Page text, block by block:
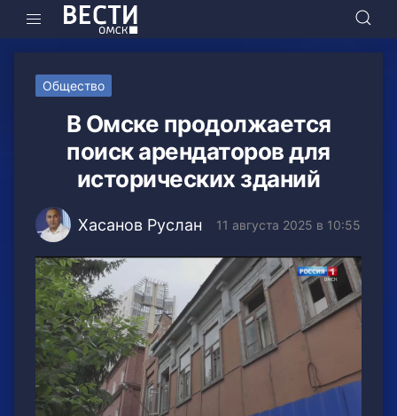
Общество
В Омске продолжается
поиск арендаторов для
исторических зданий
Хасанов Руслан 11 августа 2025 в 10:55